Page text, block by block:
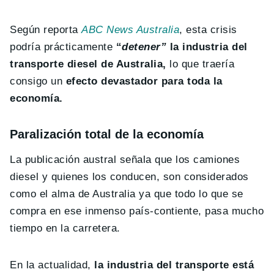
Según reportaABC News Australia, esta crisis
podría prácticamente “detener” la industria del
transporte diesel de Australia, lo que traería
consigo un efecto devastador para toda la
economía.
Paralización total de la economía
La publicación austral señala que los camiones
diesel y quienes los conducen, son considerados
como el alma de Australia ya que todo lo que se
compra en ese inmenso país-contiente, pasa mucho
tiempo en la carretera.
En la actualidad, la industria del transporte está